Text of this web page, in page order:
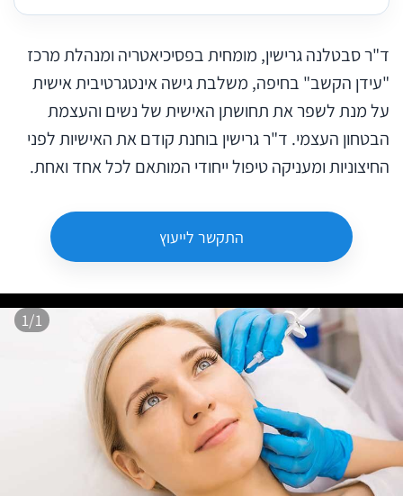
ד"ר סבטלנה גרישין, מומחית בפסיכיאטריה ומנהלת מרכז
"עידן הקשב" בחיפה, משלבת גישה אינטגרטיבית אישית
על מנת לשפר את תחושתן האישית של נשים והעצמת
הבטחון העצמי. ד"ר גרישין בוחנת קודם את האישיות לפני
החיצוניות ומעניקה טיפול ייחודי המותאם לכל אחד ואחת.
התקשר לייעוץ
1/1